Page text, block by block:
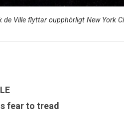
de Ville flyttar oupphörligt New York
fear to tread